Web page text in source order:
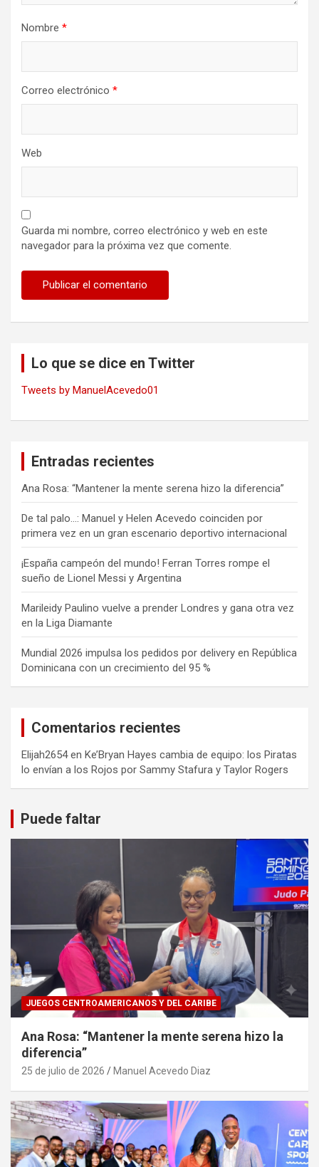
Nombre *
Correo electrónico *
Web
Guarda mi nombre, correo electrónico y web en este
navegador para la próxima vez que comente.
Lo que se dice en Twitter
Tweets by ManuelAcevedo01
Entradas recientes
Ana Rosa: “Mantener la mente serena hizo la diferencia”
De tal palo…: Manuel y Helen Acevedo coinciden por
primera vez en un gran escenario deportivo internacional
¡España campeón del mundo! Ferran Torres rompe el
sueño de Lionel Messi y Argentina
Marileidy Paulino vuelve a prender Londres y gana otra vez
en la Liga Diamante
Mundial 2026 impulsa los pedidos por delivery en República
Dominicana con un crecimiento del 95 %
Comentarios recientes
Elijah2654en Ke’Bryan Hayes cambia de equipo: los Piratas
lo envían a los Rojos por Sammy Stafura y Taylor Rogers
Puede faltar
JUEGOS CENTROAMERICANOS Y DEL CARIBE
Ana Rosa: “Mantener la mente serena hizo la
diferencia”
25 de julio de 2026 Manuel Acevedo Diaz